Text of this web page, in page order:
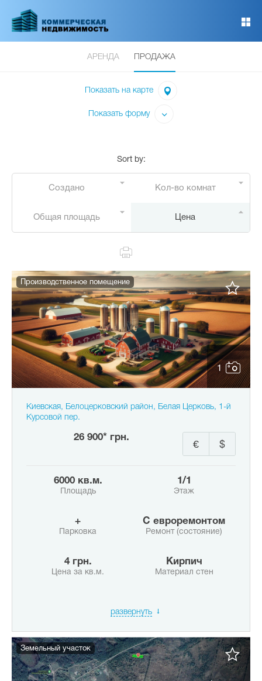
основному
АРЕНДА ПРОДАЖА
Показать на карте
Показать форму
Sort by:
Создано Кол-во комнат
Общая площадь Цена
1
Производственное помещение
Киевская, Белоцерковский район, Белая Церковь, 1-й
Курсовой пер.
26 900* грн.
$
€
6000 кв.м.
Площадь
1/1
Этаж
+
Парковка
с евроремонтом
Ремонт (состояние)
4 грн.
Цена за кв.м.
Кирпич
Материал стен
развернуть
Земельный участок